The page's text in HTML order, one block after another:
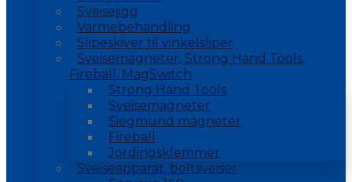
Sveisejigg
Varmebehandling
Slipeskiver til vinkelsliper
Sveisemagneter, Strong Hand Tools,
Fireball, MagSwitch
Strong Hand Tools
Sveisemagneter
Siegmund magneter
Fireball
Jordingsklemmer
Sveiseapparat, boltsveiser